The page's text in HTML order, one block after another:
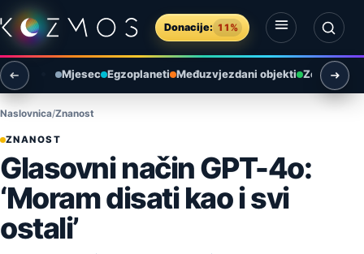
Preskoči na sadržaj
Donacije: 11%
Otvori izbornik
Otvori pretragu
Mjesec Egzoplaneti Međuzvjezdani objekti Zemlja i
Naslovnica Znanost
ZNANOST
Glasovni način GPT-4o:
‘Moram disati kao i svi
ostali’